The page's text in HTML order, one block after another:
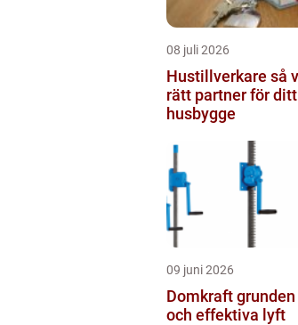
08 juli 2026
Hustillverkare så väljer du
rätt partner för ditt
husbygge
09 juni 2026
Domkraft grunden för säkra
och effektiva lyft